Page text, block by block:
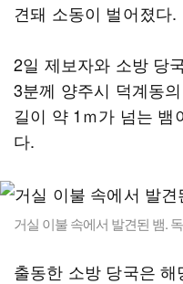
견돼 소동이 벌어졌다.
2일 제보자와 소방 당
3분께 양주시 덕계동
길이 약 1ｍ가 넘는 뱀
다.
거실 이불 속에서 발견된 뱀.
출동한 소방 당국은